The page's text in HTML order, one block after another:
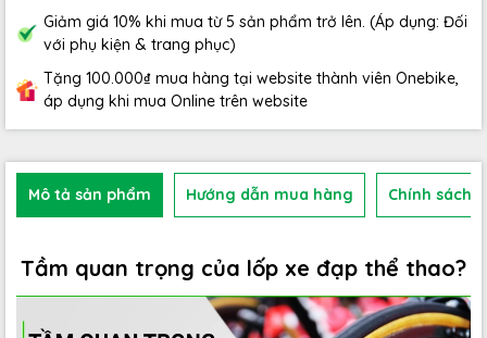
Giảm giá 10% khi mua từ 5 sản phẩm trở lên. (Áp dụng: Đối
với phụ kiện & trang phục)
Tặng 100.000₫ mua hàng tại website thành viên Onebike,
áp dụng khi mua Online trên website
Mô tả sản phẩm Hướng dẫn mua hàng Chính sách
Tầm quan trọng của lốp xe đạp thể thao?